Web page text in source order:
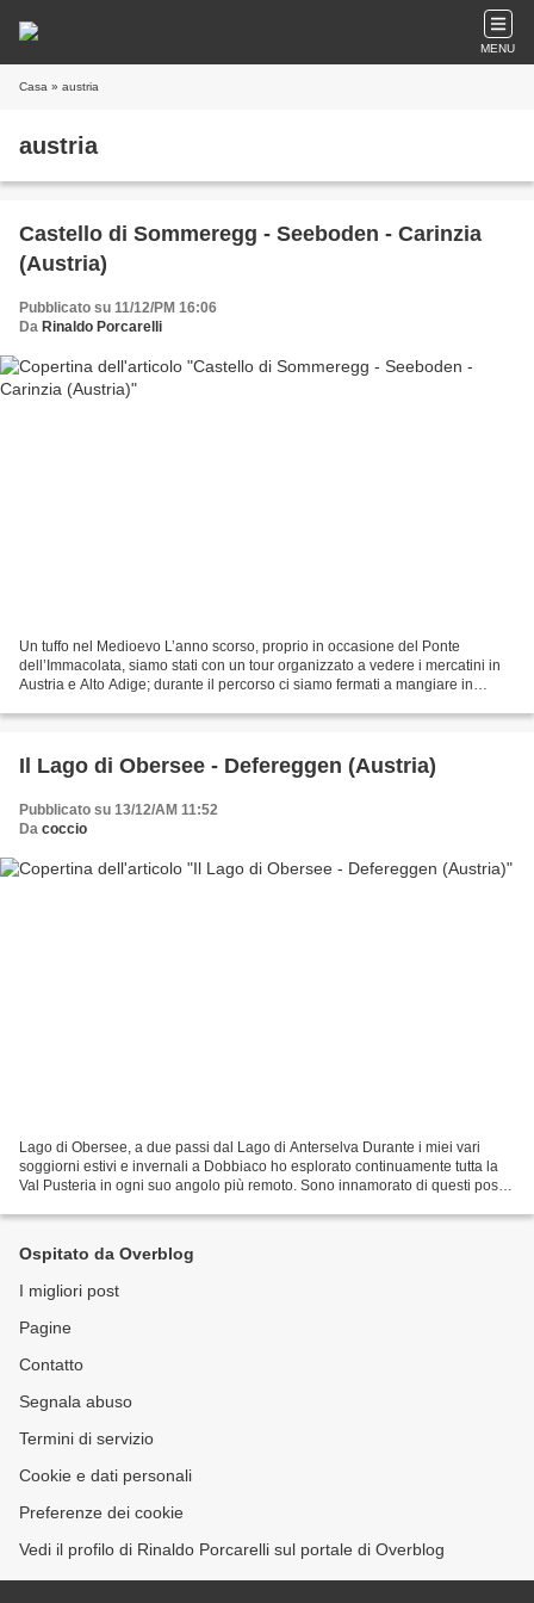
MENU
Casa » austria
austria
Castello di Sommeregg - Seeboden - Carinzia
(Austria)
Pubblicato su 11/12/PM 16:06
Da Rinaldo Porcarelli
Un tuffo nel Medioevo L’anno scorso, proprio in occasione del Ponte
dell’Immacolata, siamo stati con un tour organizzato a vedere i mercatini in
Austria e Alto Adige; durante il percorso ci siamo fermati a mangiare in
Il Lago di Obersee - Defereggen (Austria)
Pubblicato su 13/12/AM 11:52
Da coccio
Lago di Obersee, a due passi dal Lago di Anterselva Durante i miei vari
soggiorni estivi e invernali a Dobbiaco ho esplorato continuamente tutta la
Val Pusteria in ogni suo angolo più remoto. Sono innamorato di questi posti
Ospitato da Overblog
I migliori post
Pagine
Contatto
Segnala abuso
Termini di servizio
Cookie e dati personali
Preferenze dei cookie
Vedi il profilo di Rinaldo Porcarelli sul portale di Overblog